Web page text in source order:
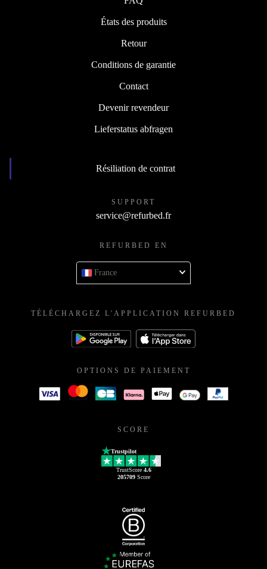
États des produits
Retour
Conditions de garantie
Contact
Devenir revendeur
Lieferstatus abfragen
Résiliation de contrat
SUPPORT
service@refurbed.fr
REFURBED EN
France
TÉLÉCHARGEZ L'APPLICATION REFURBED
OPTIONS DE PAIEMENT
SCORE
Trustpilot
TrustScore 4.6
205709Score